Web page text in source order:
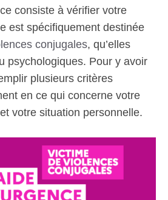
consiste à vérifier votre
est spécifiquement destinée
conjugales, qu’elles
psychologiques. Pour y avoir
plusieurs critères
en ce qui concerne votre
votre situation personnelle.